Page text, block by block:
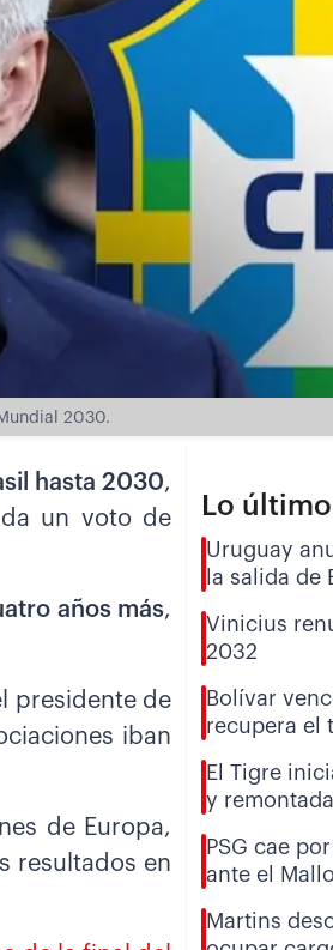
2030.
hasta 2030,
da un voto de
años más,
presidente de
iban
de Europa,
resultados en
Lo último
Uruguay
la salida de
Vinicius
2032
Bolívar
recupera el
El Tigre
y
PSG cae
ante el
Martins